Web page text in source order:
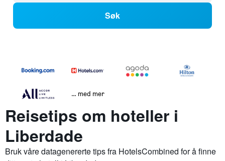
Søk
… med mer
Reisetips om hoteller i
Liberdade
Bruk våre datagenererte tips fra HotelsCombined for å finne